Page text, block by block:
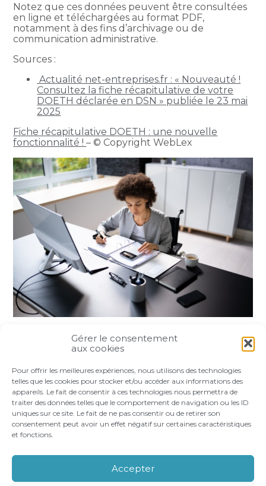
Gérer le consentement
aux cookies
Pour offrir les meilleures expériences, nous utilisons des technologies
telles que les cookies pour stocker et/ou accéder aux informations des
appareils. Le fait de consentir à ces technologies nous permettra de
traiter des données telles que le comportement de navigation ou les ID
uniques sur ce site. Le fait de ne pas consentir ou de retirer son
consentement peut avoir un effet négatif sur certaines caractéristiques
et fonctions.
Accepter
Notez que ces données peuvent être consultées
en ligne et téléchargées au format PDF,
notamment à des fins d’archivage ou de
communication administrative.
Sources :
Actualité net-entreprises.fr : « Nouveauté !
Consultez la fiche récapitulative de votre
DOETH déclarée en DSN » publiée le 23 mai
2025
Fiche récapitulative DOETH : une nouvelle
fonctionnalité !– © Copyright WebLex
FaceBook
TwitterLinkedIn
Principale
NOS ACCOMPAGNEMENTS
CONTACT